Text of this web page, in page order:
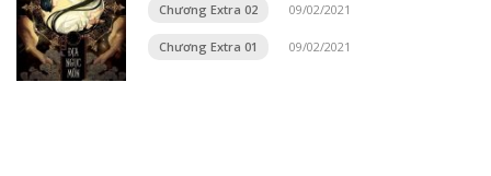
Chương Extra 02 09/02/2021
Chương Extra 01 09/02/2021